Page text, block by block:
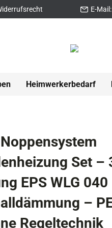
E-Mail:
Heimwerkerbedarf
Set –
EPS WLG
–
Regeltechnik